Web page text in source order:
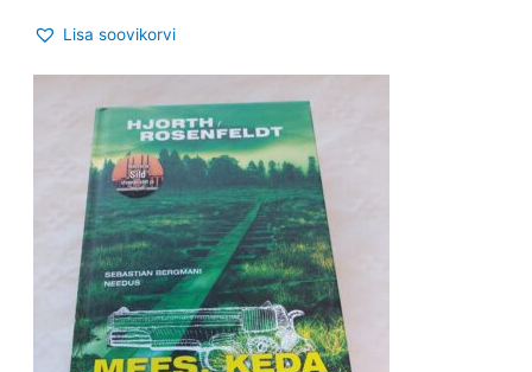
Lisa soovikorvi